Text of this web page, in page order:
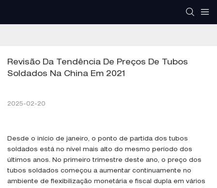
Revisão Da Tendência De Preços De Tubos
Soldados Na China Em 2021
2025-02-20
Desde o início de janeiro, o ponto de partida dos tubos
soldados está no nível mais alto do mesmo período dos
últimos anos. No primeiro trimestre deste ano, o preço dos
tubos soldados começou a aumentar continuamente no
ambiente de flexibilização monetária e fiscal dupla em vários